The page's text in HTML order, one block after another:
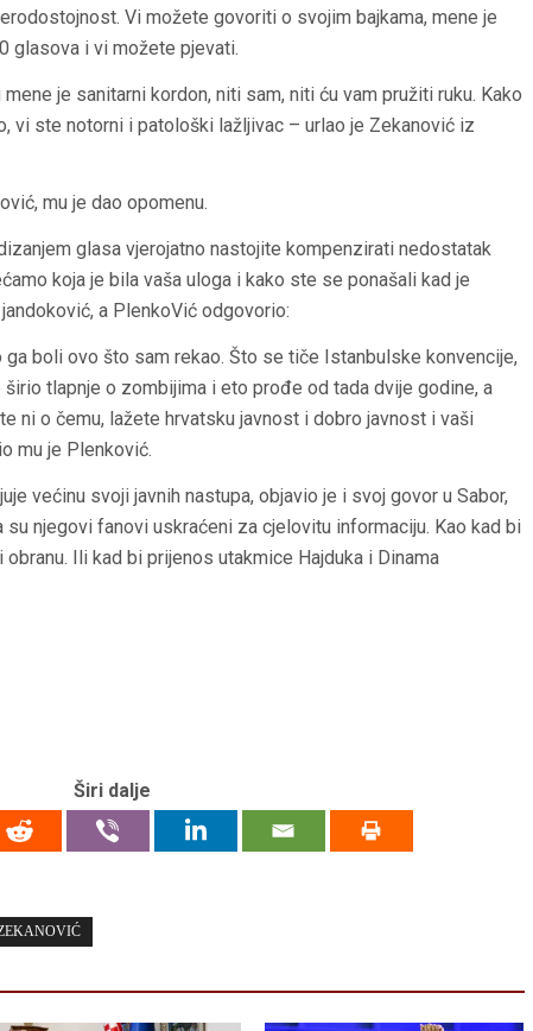
Vi možete govoriti o svojim bajkama, mene je
glasova i vi možete pjevati.
je sanitarni kordon, niti sam, niti ću vam pružiti ruku. Kako
vi ste notorni i patološki lažljivac – urlao je Zekanović iz
mu je dao opomenu.
glasa vjerojatno nastojite kompenzirati nedostatak
koja je bila vaša uloga i kako ste se ponašali kad je
a PlenkoVić odgovorio:
boli ovo što sam rekao. Što se tiče Istanbulske konvencije,
tlapnje o zombijima i eto prođe od tada dvije godine, a
ni o čemu, lažete hrvatsku javnost i dobro javnost i vaši
mu je Plenković.
većinu svoji javnih nastupa, objavio je i svoj govor u Sabor,
njegovi fanovi uskraćeni za cjelovitu informaciju. Kao kad bi
Ili kad bi prijenos utakmice Hajduka i Dinama
Širi dalje